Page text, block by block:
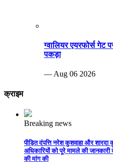
ग्वालियर एयरफोर्स
पकड़ा
— Aug 06 2026
क्राइम
Breaking news
पीड़ित दंपत्ति नरेश कुशवाहा और
अधिकारियों को पूरे मामले की
की मांग की